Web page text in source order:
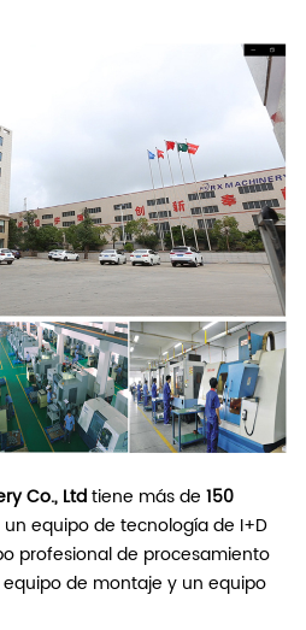
Co., Ltdtiene más de 150
equipo de tecnología de I+D
profesional de procesamiento
de montaje y un equipo